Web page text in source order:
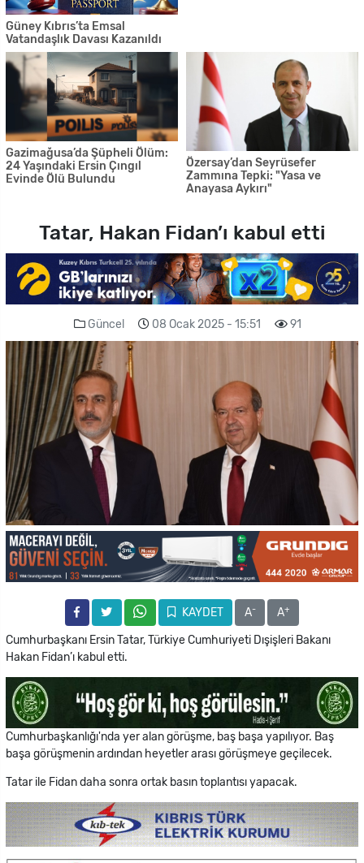
Güney Kıbrıs’ta Emsal
Vatandaşlık Davası Kazanıldı
Gazimağusa’da Şüpheli Ölüm:
24 Yaşındaki Ersin Çıngıl
Evinde Ölü Bulundu
Özersay’dan Seyrüsefer
Zammına Tepki: "Yasa ve
Anayasa Aykırı"
Tatar, Hakan Fidan’ı kabul etti
Güncel 08 Ocak 2025 - 15:51 91
KAYDET A- A+
Cumhurbaşkanı Ersin Tatar, Türkiye Cumhuriyeti Dışişleri Bakanı
Hakan Fidan’ı kabul etti.
Cumhurbaşkanlığı'nda yer alan görüşme, baş başa yapılıyor. Baş
başa görüşmenin ardından heyetler arası görüşmeye geçilecek.
Tatar ile Fidan daha sonra ortak basın toplantısı yapacak.